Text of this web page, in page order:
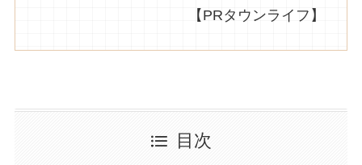
【PRタウンライフ】
目次